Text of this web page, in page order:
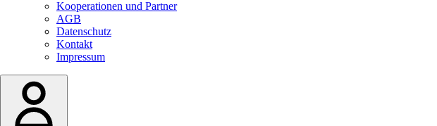
Kooperationen und Partner
AGB
Datenschutz
Kontakt
Impressum